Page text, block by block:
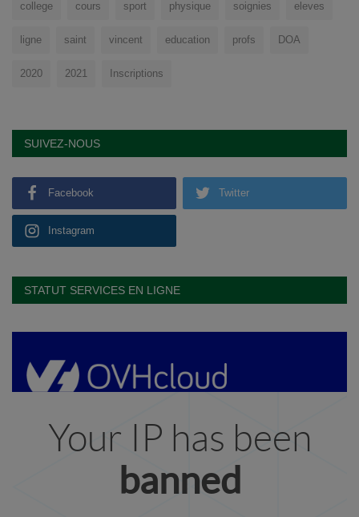
college cours sport physique soignies eleves
ligne saint vincent education profs DOA
2020 2021 Inscriptions
SUIVEZ-NOUS
Facebook Twitter
Instagram
STATUT SERVICES EN LIGNE